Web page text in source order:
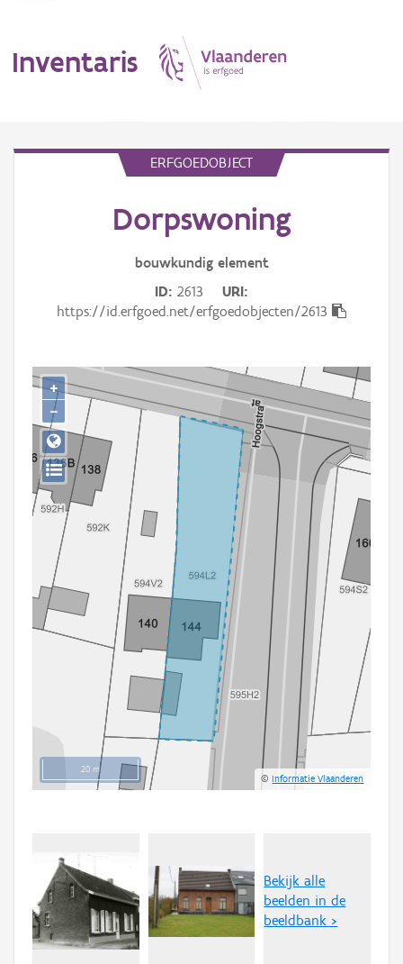
Inventaris
Gebeurtenis
Persoon of collectief
Downloads
Hergebruik
Aanmelden
ERFGOEDOBJECT
Dorpswoning
bouwkundig element
ID 2613
URI
https://id.erfgoed.net/erfgoedobjecten/2613
20 m
©Informatie Vlaanderen
+
−
Bekijk alle
beelden in de
beeldbank >